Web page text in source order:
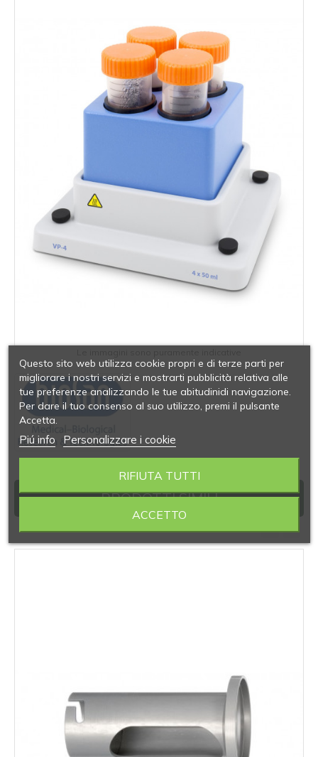
PRODOTTI SIMILI
‹ ›
Questo sito web utilizza cookie propri e di terze parti per
migliorare i nostri servizi e mostrarti pubblicità relativa alle
tue preferenze analizzando le tue abitudinidi navigazione.
Per dare il tuo consenso al suo utilizzo, premi il pulsante
Accetta.
Piú info Personalizzare i cookie
RIFIUTA TUTTI
ACCETTO